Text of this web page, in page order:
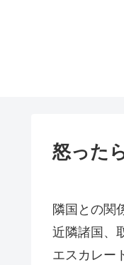
怒った
隣国との関
近隣諸国、
エスカレー